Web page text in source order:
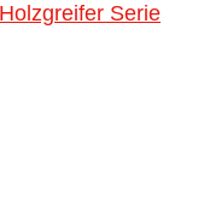
Holzgreifer Serie